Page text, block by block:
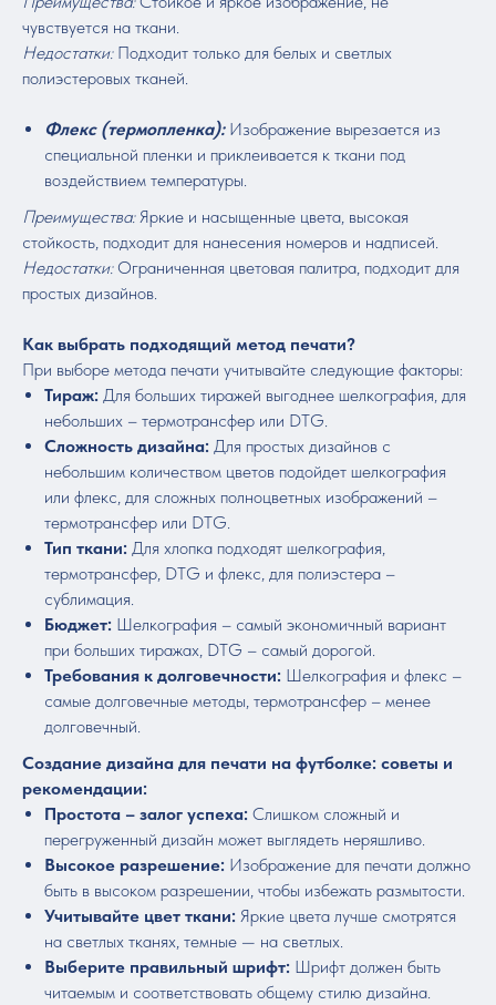
чувствуется на ткани.
Недостатки:Подходит только для белых и светлых
полиэстеровых тканей.
Флекс (термопленка):Изображение вырезается из
специальной пленки и приклеивается к ткани под
воздействием температуры.
Преимущества:Яркие и насыщенные цвета, высокая
стойкость, подходит для нанесения номеров и надписей.
Недостатки:Ограниченная цветовая палитра, подходит для
простых дизайнов.
Как выбрать подходящий метод печати?
При выборе метода печати учитывайте следующие факторы:
Тираж: Для больших тиражей выгоднее шелкография, для
небольших – термотрансфер или DTG.
Сложность дизайна: Для простых дизайнов с
небольшим количеством цветов подойдет шелкография
или флекс, для сложных полноцветных изображений –
термотрансфер или DTG.
Тип ткани: Для хлопка подходят шелкография,
термотрансфер, DTG и флекс, для полиэстера –
сублимация.
Бюджет: Шелкография – самый экономичный вариант
при больших тиражах, DTG – самый дорогой.
Требования к долговечности: Шелкография и флекс –
самые долговечные методы, термотрансфер – менее
долговечный.
Создание дизайна для печати на футболке: советы и
рекомендации:
Простота – залог успеха: Слишком сложный и
перегруженный дизайн может выглядеть неряшливо.
Высокое разрешение: Изображение для печати должно
быть в высоком разрешении, чтобы избежать размытости.
Учитывайте цвет ткани: Яркие цвета лучше смотрятся
на светлых тканях, темные — на светлых.
Выберите правильный шрифт: Шрифт должен быть
читаемым и соответствовать общему стилю дизайна.